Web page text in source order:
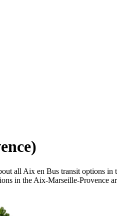
all Aix en Bus transit options
in the Aix-Marseille-Provence